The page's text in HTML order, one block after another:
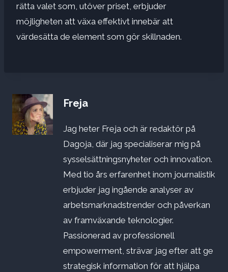
rätta valet som, utöver priset, erbjuder
möjligheten att växa effektivt innebär att
värdesätta de element som gör skillnaden.
Freja
Jag heter Freja och är redaktör på
Dagoja, där jag specialiserar mig på
sysselsättningsnyheter och innovation.
Med tio års erfarenhet inom journalistik
erbjuder jag ingående analyser av
arbetsmarknadstrender och påverkan
av framväxande teknologier.
Passionerad av professionell
empowerment, strävar jag efter att ge
strategisk information för att hjälpa